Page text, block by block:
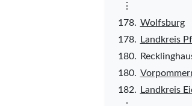
⋮
178. Wolfsburg
178.
Landkreis
180.
180.
182.
Landkreis